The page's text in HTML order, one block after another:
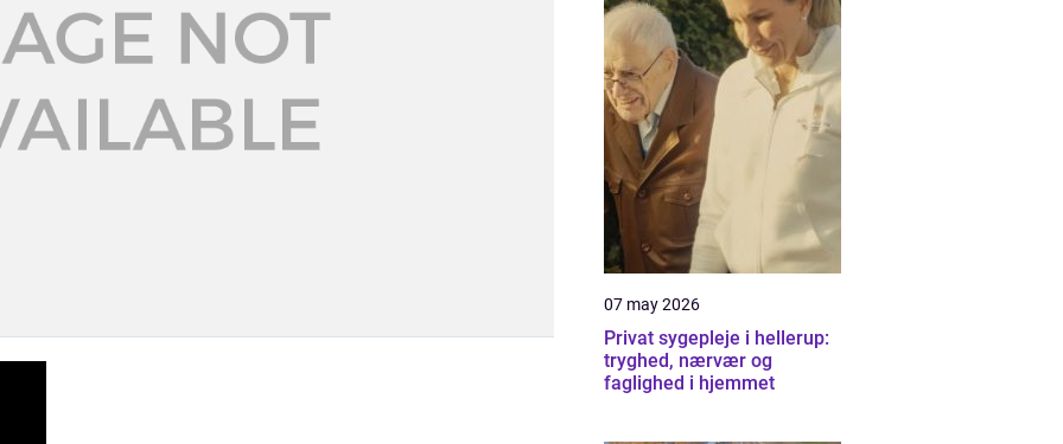
07 may 2026
Privat sygepleje i hellerup:
tryghed, nærvær og
faglighed i hjemmet